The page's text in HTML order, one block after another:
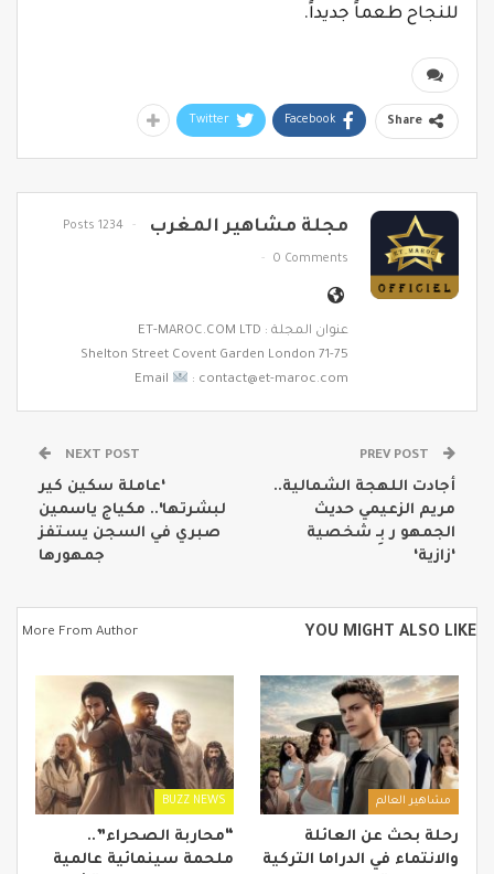
للنجاح طعماً جديداً.
Share
Facebook
Twitter
مجلة مشاهير المغرب 1234 Posts
0 Comments
عنوان المجلة : ET-MAROC.COM LTD
71-75 Shelton Street Covent Garden London
Email
: contact@et-maroc.com
أجادت اللهجة الشمالية..
مريم الزعيمي حديث
الجمهو ر بِـ شخصية
‘زازية‘
NEXT POST
‘عاملة سكين كير
لبشرتها‘.. مكياج ياسمين
صبري في السجن يستفز
جمهورها
YOU MIGHT ALSO LIKE
More From Author
مشاهير العالم
رحلة بحث عن العائلة
والانتماء في الدراما التركية
BUZZ NEWS
“محاربة الصحراء”..
ملحمة سينمائية عالمية